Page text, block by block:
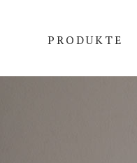
PRODUKTE